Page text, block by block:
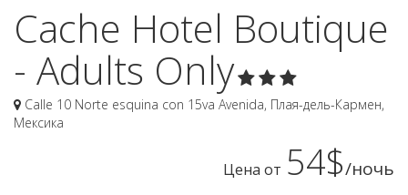
Cache Hotel Boutique
- Adults Only
Calle 10 Norte esquina con 15va Avenida, Плая-дель-Кармен,
Мексика
Цена от 54$/ночь